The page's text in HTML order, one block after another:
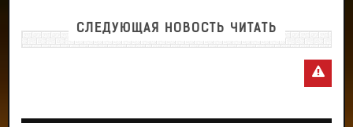
СЛЕДУЮЩАЯ НОВОСТЬ ЧИТАТЬ